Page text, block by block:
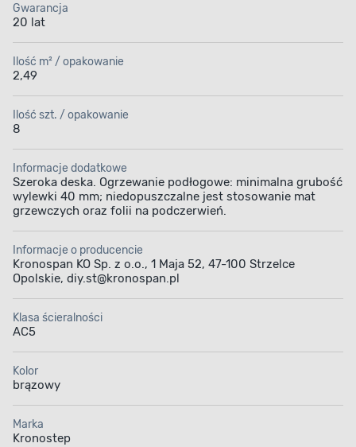
Gwarancja
20 lat
Ilość m² / opakowanie
2,49
Ilość szt. / opakowanie
8
Informacje dodatkowe
Szeroka deska. Ogrzewanie podłogowe: minimalna grubość
wylewki 40 mm; niedopuszczalne jest stosowanie mat
grzewczych oraz folii na podczerwień.
Informacje o producencie
Kronospan KO Sp. z o.o., 1 Maja 52, 47-100 Strzelce
Opolskie, diy.st@kronospan.pl
Klasa ścieralności
AC5
Kolor
brązowy
Marka
Kronostep